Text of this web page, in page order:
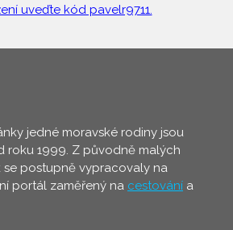
uveďte kód pavelr9711.
jedné moravské rodiny jsou
roku 1999. Z původně malých
se postupně vypracovaly na
portál zaměřený na cestování a